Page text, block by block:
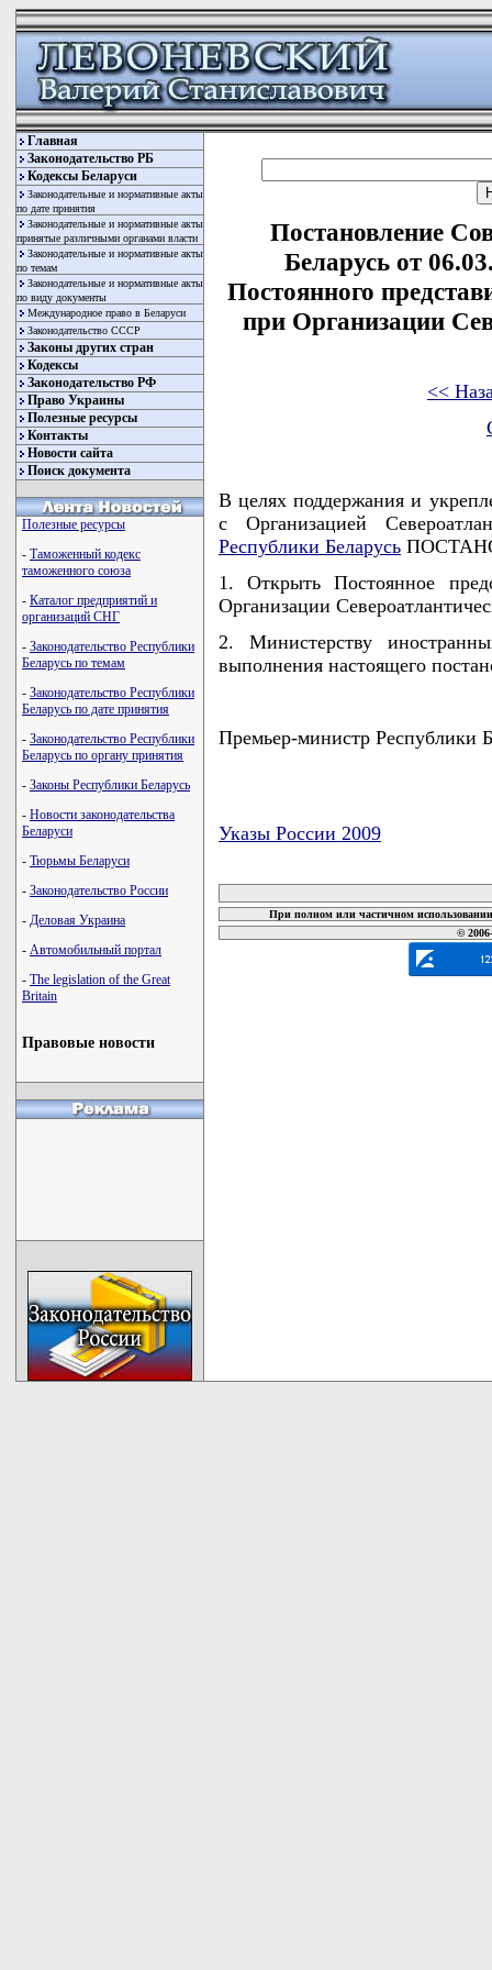
Главная
Законодательство РБ
Кодексы Беларуси
Законодательные и нормативные акты
по дате принятия
Законодательные и нормативные акты
принятые различными органами власти
Законодательные и нормативные акты
по темам
Законодательные и нормативные акты
по виду документы
Международное право в Беларуси
Законодательство СССР
Законы других стран
Кодексы
Законодательство РФ
Право Украины
Полезные ресурсы
Контакты
Новости сайта
Поиск документа
Полезные ресурсы
- Таможенный кодекс
таможенного союза
- Каталог предприятий и
организаций СНГ
- Законодательство Республики
Беларусь по темам
- Законодательство Республики
Беларусь по дате принятия
- Законодательство Республики
Беларусь по органу принятия
- Законы Республики Беларусь
- Новости законодательства
Беларуси
- Тюрьмы Беларуси
- Законодательство России
- Деловая Украина
- Автомобильный портал
- The legislation of the Great
Britain
Правовые новости
Постановление
Беларусь от
Постоянного
при Организации
<<
В целях поддержания и
с Организацией
Республики Беларусь
1. Открыть Постоянное
Организации
2. Министерству
выполнения настоящего
Премьер-министр Республики
Указы России 2009
При полном или частичном
©